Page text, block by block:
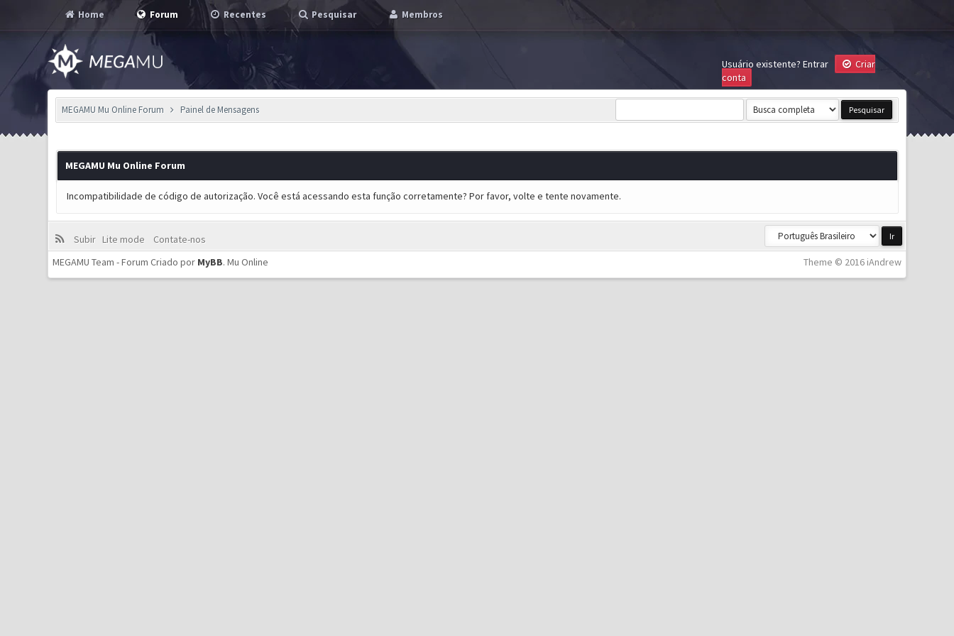
Home Forum Recentes Pesquisar Membros
Usuário existente? Entrar
Criar
conta
MEGAMU Mu Online Forum Painel de Mensagens
MEGAMU Mu Online Forum
Incompatibilidade de código de autorização. Você está acessando esta função corretamente? Por favor, volte e tente novamente.
Subir Lite mode
Contate-nos
Theme © 2016 iAndrew
MEGAMU Team - Forum Criado por MyBB.Mu Online